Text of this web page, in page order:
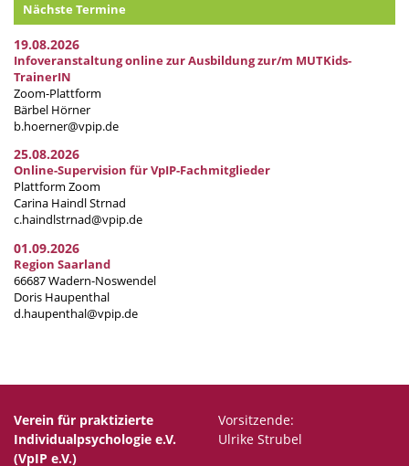
Nächste Termine
19.08.2026
Infoveranstaltung online zur Ausbildung zur/m MUTKids-
TrainerIN
Zoom-Plattform
Bärbel Hörner
b.hoerner@vpip.de
25.08.2026
Online-Supervision für VpIP-Fachmitglieder
Plattform Zoom
Carina Haindl Strnad
c.haindlstrnad@vpip.de
01.09.2026
Region Saarland
66687 Wadern-Noswendel
Doris Haupenthal
d.haupenthal@vpip.de
Verein für praktizierte
Individualpsychologie e.V.
(VpIP e.V.)
Vorsitzende:
Ulrike Strubel